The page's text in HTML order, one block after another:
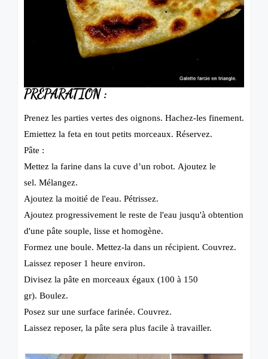
PRÉPARATION :
Prenez les parties vertes des oignons. Hachez-les finement.
Emiettez la feta en tout petits morceaux. Réservez.
Pâte :
Mettez la farine dans la cuve d’un robot. Ajoutez le
sel. Mélangez.
Ajoutez la moitié de l'eau. Pétrissez.
Ajoutez progressivement le reste de l'eau jusqu'à obtention
d'une pâte souple, lisse et homogène.
Formez une boule. Mettez-la dans un récipient. Couvrez.
Laissez reposer 1 heure environ.
Divisez la pâte en morceaux égaux (100 à 150
gr). Boulez.
Posez sur une surface farinée. Couvrez.
Laissez reposer, la pâte sera plus facile à travailler.